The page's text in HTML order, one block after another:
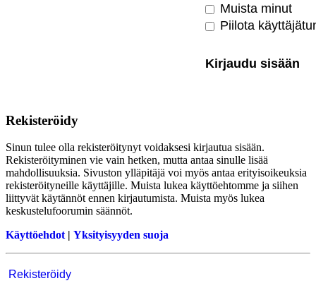
Muista minut
Piilota
Rekisteröidy
Sinun tulee olla rekisteröitynyt voidaksesi kirjautua sisään.
Rekisteröityminen vie vain hetken, mutta antaa sinulle lisää
mahdollisuuksia. Sivuston ylläpitäjä voi myös antaa erityisoikeuksia
rekisteröityneille käyttäjille. Muista lukea käyttöehtomme ja siihen
liittyvät käytännöt ennen kirjautumista. Muista myös lukea
keskustelufoorumin säännöt.
Käyttöehdot| Yksityisyyden suoja
Rekisteröidy